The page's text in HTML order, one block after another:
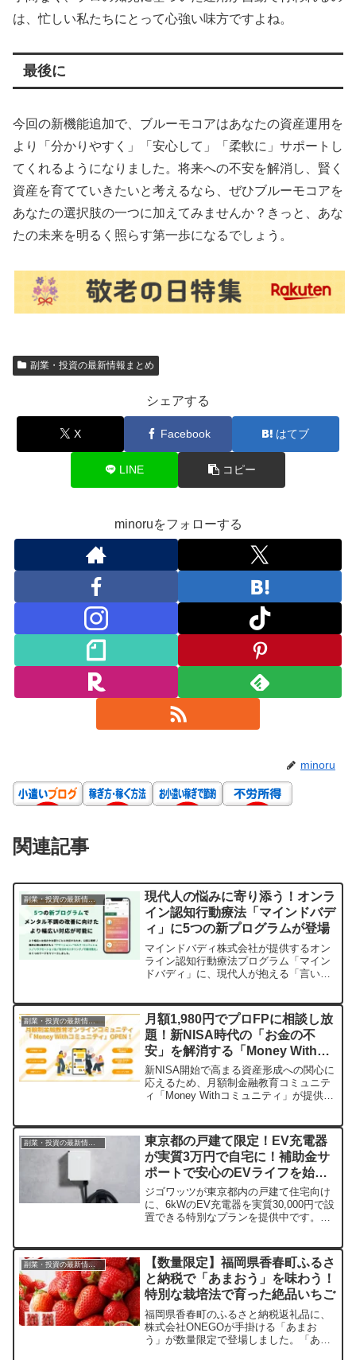
は、忙しい私たちにとって心強い味方ですよね。
最後に
今回の新機能追加で、ブルーモコアはあなたの資産運用を
より「分かりやすく」「安心して」「柔軟に」サポートし
てくれるようになりました。将来への不安を解消し、賢く
資産を育てていきたいと考えるなら、ぜひブルーモコアを
あなたの選択肢の一つに加えてみませんか？きっと、あな
たの未来を明るく照らす第一歩になるでしょう。
副業・投資の最新情報まとめ
シェアする
X Facebook はてブ
LINE コピー
minoruをフォローする
minoru
関連記事
副業・投資の最新情報まとめ
現代人の悩みに寄り添う！オンラ
イン認知行動療法「マインドバデ
ィ」に5つの新プログラムが登場
マインドバディ株式会社が提供するオン
ライン認知行動療法プログラム「マイン
ドバディ」に、現代人が抱える「言いた
た5つの新プログラムが加わりました。公
認心理師・臨床心理士が伴走し、心の健
康をサポートします。
副業・投資の最新情報まとめ
月額1,980円でプロFPに相談し放
題！新NISA時代の「お金の不
安」を解消する「Money Withコ
ミュニティ」が新登場
新NISA開始で高まる資産形成への関心に
応えるため、月額制金融教育コミュニテ
ィ「Money Withコミュニティ」が提供開
ポートします。
副業・投資の最新情報まとめ
東京都の戸建て限定！EV充電器
が実質3万円で自宅に！補助金サ
ポートで安心のEVライフを始め
よう
ジゴワッツが東京都内の戸建て住宅向け
に、6kWのEV充電器を実質30,000円で設
置できる特別なプランを提供中です。補
スです。
副業・投資の最新情報まとめ
【数量限定】福岡県香春町ふるさ
と納税で「あまおう」を味わう！
特別な栽培法で育った絶品いちご
福岡県香春町のふるさと納税返礼品に、
株式会社ONEGOが手掛ける「あまお
う」が数量限定で登場しました。「あか